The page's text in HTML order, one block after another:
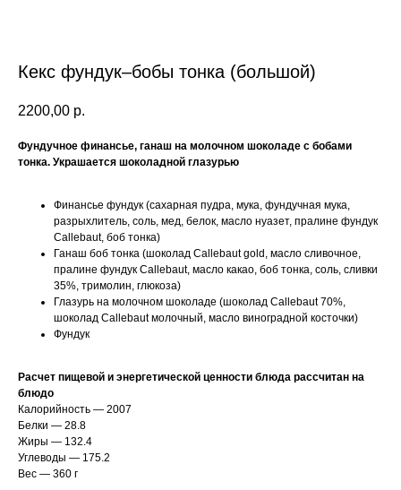
Кекс фундук–бобы тонка (большой)
2200,00 р.
Фундучное финансье, ганаш на молочном шоколаде с бобами
тонка. Украшается шоколадной глазурью
Финансье фундук (сахарная пудра, мука, фундучная мука,
разрыхлитель, соль, мед, белок, масло нуазет, пралине фундук
Callebaut, боб тонка)
Ганаш боб тонка (шоколад Callebaut gold, масло сливочное,
пралине фундук Callebaut, масло какао, боб тонка, соль, сливки
35%, тримолин, глюкоза)
Глазурь на молочном шоколаде (шоколад Callebaut 70%,
шоколад Callebaut молочный, масло виноградной косточки)
Фундук
Расчет пищевой и энергетической ценности блюда рассчитан на
блюдо
Калорийность — 2007
Белки — 28.8
Жиры — 132.4
Углеводы — 175.2
Вес — 360 г